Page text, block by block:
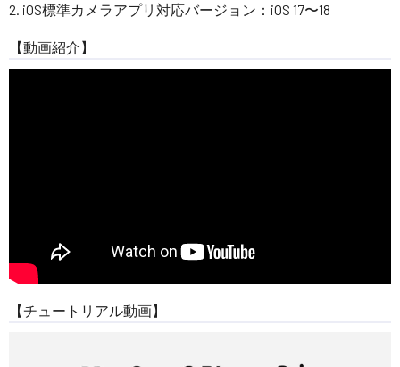
2. iOS標準カメラアプリ対応バージョン：iOS 17〜18
【動画紹介】
【チュートリアル動画】